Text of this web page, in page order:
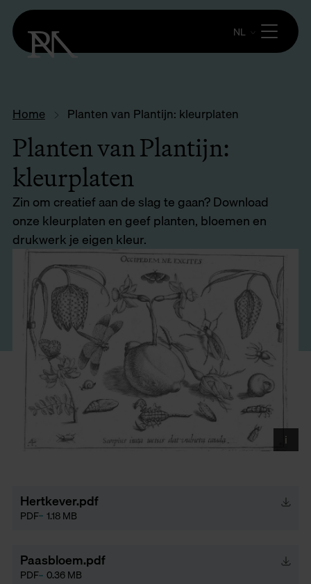
NL
Home Planten van Plantijn: kleurplaten
Planten van Plantijn:
kleurplaten
Zin om creatief aan de slag te gaan? Download
onze kleurplaten en geef planten, bloemen en
drukwerk je eigen kleur.
i
Hertkever.pdf
PDF 1.18 MB
Paasbloem.pdf
PDF 0.36 MB